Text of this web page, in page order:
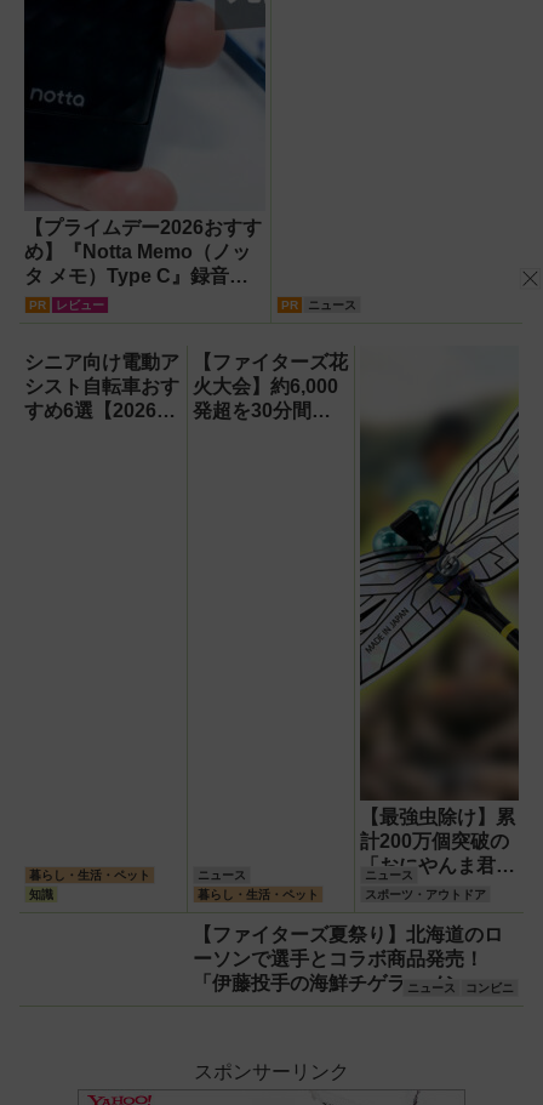
【プライムデー2026おすす
め】『Notta Memo（ノッ
タ メモ）Type C』録音か
らAI自動文字起こし・翻
スレコーダー！【議事録作
成】
PR レビュー PR ニュース
シニア向け電動ア
シスト自転車おす
すめ6選【2026年
暮らし・生活・ペット
知識
【ファイターズ花
火大会】約6,000
発超を30分間打
ニュース
暮らし・生活・ペット
【最強虫除け】累
計200万個突破の
「おにやんま君
®」に進化版『ス
ーパーおにやんま
君®』が登場！効
果や違い、ペッ
ト・子供への安心
理由を徹底解説
ニュース
スポーツ・アウトドア
【ファイターズ夏祭り】北海道のロ
ーソンで選手とコラボ商品発売！
「伊藤投手の海鮮チゲラーメン」や
「ブルーサイダー」ほか
ニュース コンビニ
スポンサーリンク